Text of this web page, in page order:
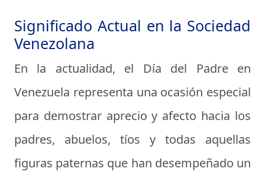
Significado Actual en la Sociedad
Venezolana
En la actualidad, el Día del Padre en
Venezuela representa una ocasión especial
para demostrar aprecio y afecto hacia los
padres, abuelos, tíos y todas aquellas
figuras paternas que han desempeñado un